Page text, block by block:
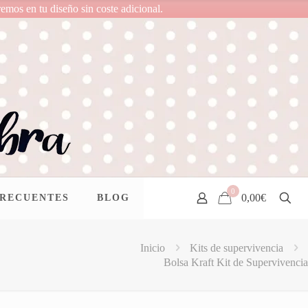
en tu diseño sin coste adicional.
BLOG
0
0,00€
Inicio
Kits de supervivencia
Bolsa Kraft Kit de Supervivencia